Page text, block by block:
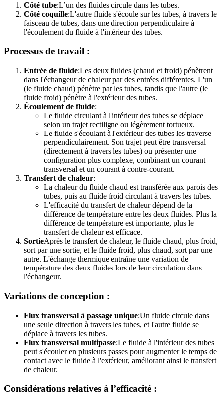
Côté tube:L’un des fluides circule dans les tubes.
Côté coquille:L'autre fluide s'écoule sur les tubes, à travers le
faisceau de tubes, dans une direction perpendiculaire à
l'écoulement du fluide à l'intérieur des tubes.
Processus de travail :
Entrée de fluide:Les deux fluides (chaud et froid) pénètrent
dans l'échangeur de chaleur par des entrées différentes. L'un
(le fluide chaud) pénètre par les tubes, tandis que l'autre (le
fluide froid) pénètre à l'extérieur des tubes.
Écoulement de fluide:
Le fluide circulant à l'intérieur des tubes se déplace
selon un trajet rectiligne ou légèrement tortueux.
Le fluide s'écoulant à l'extérieur des tubes les traverse
perpendiculairement. Son trajet peut être transversal
(directement à travers les tubes) ou présenter une
configuration plus complexe, combinant un courant
transversal et un courant à contre-courant.
Transfert de chaleur:
La chaleur du fluide chaud est transférée aux parois des
tubes, puis au fluide froid circulant à travers les tubes.
L'efficacité du transfert de chaleur dépend de la
différence de température entre les deux fluides. Plus la
différence de température est importante, plus le
transfert de chaleur est efficace.
SortieAprès le transfert de chaleur, le fluide chaud, plus froid,
sort par une sortie, et le fluide froid, plus chaud, sort par une
autre. L'échange thermique entraîne une variation de
température des deux fluides lors de leur circulation dans
l'échangeur.
Variations de conception :
Flux transversal à passage unique:Un fluide circule dans
une seule direction à travers les tubes, et l'autre fluide se
déplace à travers les tubes.
Flux transversal multipasse:Le fluide à l'intérieur des tubes
peut s'écouler en plusieurs passes pour augmenter le temps de
contact avec le fluide à l'extérieur, améliorant ainsi le transfert
de chaleur.
Considérations relatives à l’efficacité :